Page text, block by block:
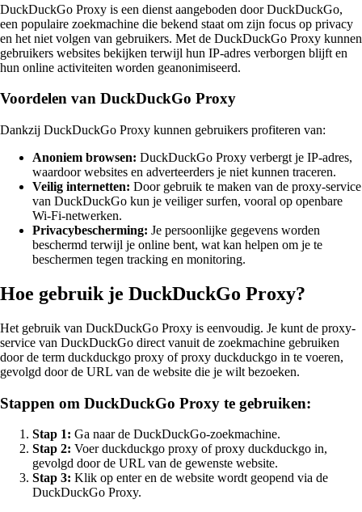
DuckDuckGo Proxy is een dienst aangeboden door DuckDuckGo,
een populaire zoekmachine die bekend staat om zijn focus op privacy
en het niet volgen van gebruikers. Met de DuckDuckGo Proxy kunnen
gebruikers websites bekijken terwijl hun IP-adres verborgen blijft en
hun online activiteiten worden geanonimiseerd.
Voordelen van DuckDuckGo Proxy
Dankzij DuckDuckGo Proxy kunnen gebruikers profiteren van:
Anoniem browsen: DuckDuckGo Proxy verbergt je IP-adres,
waardoor websites en adverteerders je niet kunnen traceren.
Veilig internetten: Door gebruik te maken van de proxy-service
van DuckDuckGo kun je veiliger surfen, vooral op openbare
Wi-Fi-netwerken.
Privacybescherming: Je persoonlijke gegevens worden
beschermd terwijl je online bent, wat kan helpen om je te
beschermen tegen tracking en monitoring.
Hoe gebruik je DuckDuckGo Proxy?
Het gebruik van DuckDuckGo Proxy is eenvoudig. Je kunt de proxy-
service van DuckDuckGo direct vanuit de zoekmachine gebruiken
door de term duckduckgo proxy of proxy duckduckgo in te voeren,
gevolgd door de URL van de website die je wilt bezoeken.
Stappen om DuckDuckGo Proxy te gebruiken:
Stap 1: Ga naar de DuckDuckGo-zoekmachine.
Stap 2: Voer duckduckgo proxy of proxy duckduckgo in,
gevolgd door de URL van de gewenste website.
Stap 3: Klik op enter en de website wordt geopend via de
DuckDuckGo Proxy.